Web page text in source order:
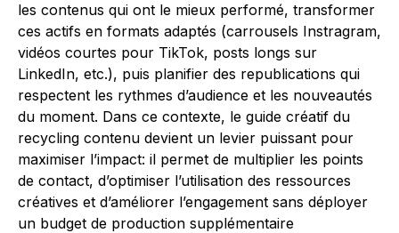
les contenus qui ont le mieux performé, transformer
ces actifs en formats adaptés (carrousels Instragram,
vidéos courtes pour TikTok, posts longs sur
LinkedIn, etc.), puis planifier des republications qui
respectent les rythmes d’audience et les nouveautés
du moment. Dans ce contexte, le guide créatif du
recycling contenu devient un levier puissant pour
maximiser l’impact: il permet de multiplier les points
de contact, d’optimiser l’utilisation des ressources
créatives et d’améliorer l’engagement sans déployer
un budget de production supplémentaire